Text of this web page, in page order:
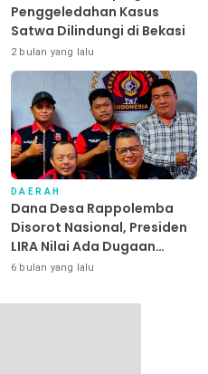
Penggeledahan Kasus
Satwa Dilindungi di Bekasi
2 bulan yang lalu
DAERAH
Dana Desa Rappolemba
Disorot Nasional, Presiden
LIRA Nilai Ada Dugaan
Abuse of Power
6 bulan yang lalu